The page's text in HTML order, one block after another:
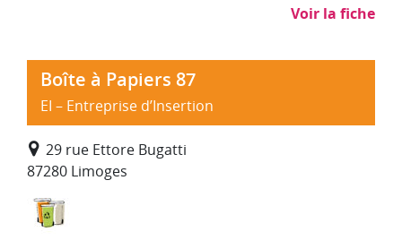
Voir la fiche
Boîte à Papiers 87
EI – Entreprise d’Insertion
29 rue Ettore Bugatti
87280 Limoges